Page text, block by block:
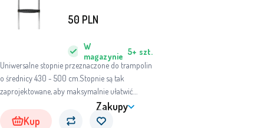
Uniwersalne stopnie przeznaczone do trampolin
o średnicy 430 - 500 cm.Stopnie są tak
zaprojektowane, aby maksymalnie ułatwić
W
magazynie 5+ szt.
50 PLN
Kup
Zakupy